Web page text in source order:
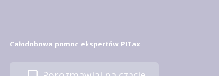
Całodobowa pomoc ekspertów PITax